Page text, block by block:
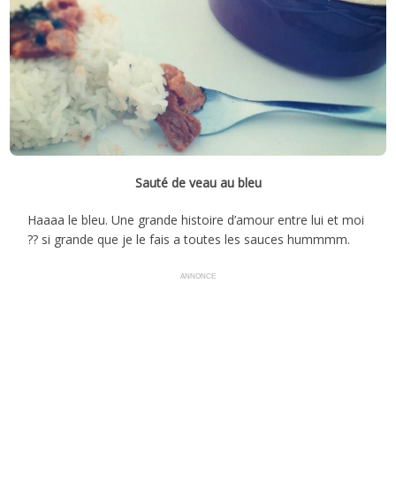
Sauté de veau au bleu
Haaaa le bleu. Une grande histoire d’amour entre lui et moi
?? si grande que je le fais a toutes les sauces hummmm.
ANNONCE